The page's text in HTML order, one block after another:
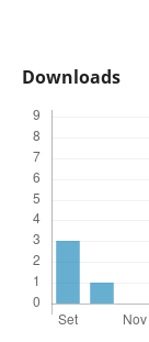
Downloads